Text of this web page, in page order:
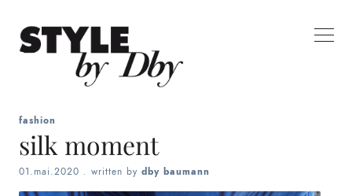
fashion
silk moment
01.mai.2020 . written by dby baumann